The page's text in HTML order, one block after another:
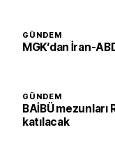
GÜNDEM
MGK’dan İran-
GÜNDEM
BAİBÜ mezunları
katılacak